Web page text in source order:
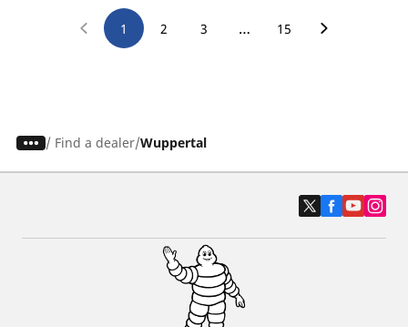
1 2 3 … 15
/ Find a dealer Wuppertal